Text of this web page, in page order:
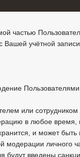
Вашей учётной
или
в любое время,
и может быть
личного
введены